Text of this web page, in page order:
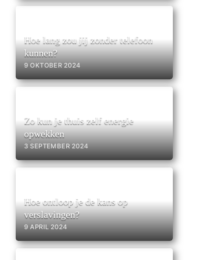
Hoe lang zou jij zonder telefoon
kunnen?
9 OKTOBER 2024
Zo kun je thuis zelf energie
opwekken
3 SEPTEMBER 2024
Hoe ontloop je de kans op
verslavingen?
9 APRIL 2024